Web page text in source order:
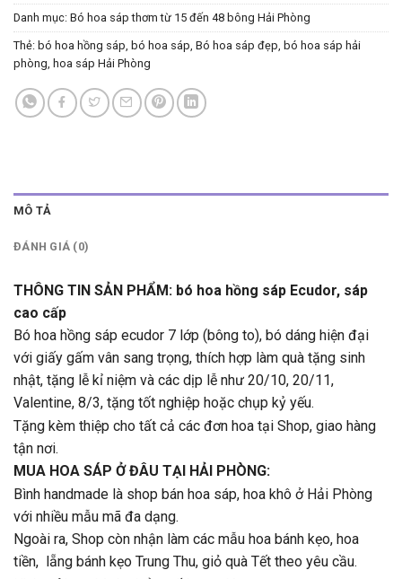
Danh mục: Bó hoa sáp thơm từ 15 đến 48 bông Hải Phòng
Thẻ: bó hoa hồng sáp bó hoa sáp Bó hoa sáp đẹp bó hoa sáp hải
phòng hoa sáp Hải Phòng
MÔ TẢ
ĐÁNH GIÁ (0)
THÔNG TIN SẢN PHẨM: bó hoa hồng sáp Ecudor, sáp
cao cấp
Bó hoa hồng sáp ecudor 7 lớp (bông to), bó dáng hiện đại
với giấy gấm vân sang trọng, thích hợp làm quà tặng sinh
nhật, tặng lễ kỉ niệm và các dịp lễ như 20/10, 20/11,
Valentine, 8/3, tặng tốt nghiệp hoặc chụp kỷ yếu.
Tặng kèm thiệp cho tất cả các đơn hoa tại Shop, giao hàng
tận nơi.
MUA HOA SÁP Ở ĐÂU TẠI HẢI PHÒNG:
Bình handmade là shop bán hoa sáp, hoa khô ở Hải Phòng
với nhiều mẫu mã đa dạng.
Ngoài ra, Shop còn nhận làm các mẫu hoa bánh kẹo, hoa
tiền, lẵng bánh kẹo Trung Thu, giỏ quà Tết theo yêu cầu.